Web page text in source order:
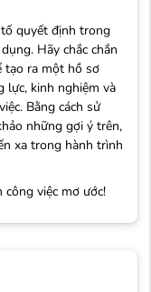
quyết định trong
Hãy chắc chắn
tạo ra một hồ sơ
lực, kinh nghiệm và
Bằng cách sử
những gợi ý trên,
xa trong hành trình
việc mơ ước!